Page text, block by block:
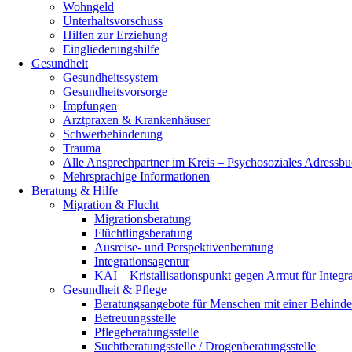
Wohngeld
Unterhaltsvorschuss
Hilfen zur Erziehung
Eingliederungshilfe
Gesundheit
Gesundheitssystem
Gesundheitsvorsorge
Impfungen
Arztpraxen & Krankenhäuser
Schwerbehinderung
Trauma
Alle Ansprechpartner im Kreis – Psychosoziales
Mehrsprachige Informationen
Beratung & Hilfe
Migration & Flucht
Migrationsberatung
Flüchtlingsberatung
Ausreise- und Perspektivenberatung
Integrationsagentur
KAI – Kristallisationspunkt gegen Armut für
Gesundheit & Pflege
Beratungsangebote für Menschen mit einer
Betreuungsstelle
Pflegeberatungsstelle
Suchtberatungsstelle / Drogenberatungsstelle